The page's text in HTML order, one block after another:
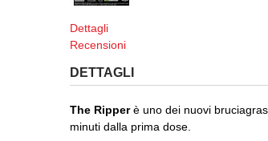
Dettagli
Recensioni
DETTAGLI
The Ripperè uno dei nuovi
minuti dalla prima dose.